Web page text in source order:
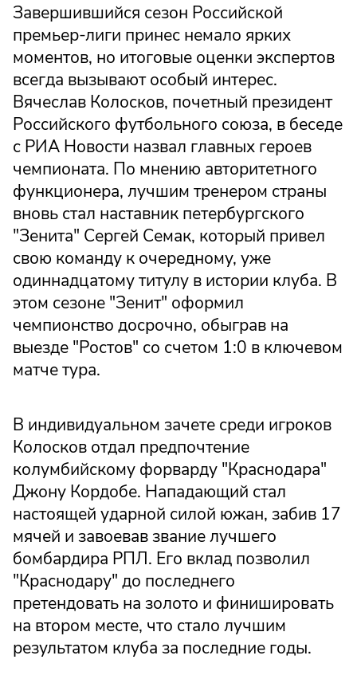
Завершившийся сезон Российской
премьер-лиги принес немало ярких
моментов, но итоговые оценки экспертов
всегда вызывают особый интерес.
Вячеслав Колосков, почетный президент
Российского футбольного союза, в беседе
с РИА Новости назвал главных героев
чемпионата. По мнению авторитетного
функционера, лучшим тренером страны
вновь стал наставник петербургского
"Зенита" Сергей Семак, который привел
свою команду к очередному, уже
одиннадцатому титулу в истории клуба. В
этом сезоне "Зенит" оформил
чемпионство досрочно, обыграв на
выезде "Ростов" со счетом 1:0 в ключевом
матче тура.
В индивидуальном зачете среди игроков
Колосков отдал предпочтение
колумбийскому форварду "Краснодара"
Джону Кордобе. Нападающий стал
настоящей ударной силой южан, забив 17
мячей и завоевав звание лучшего
бомбардира РПЛ. Его вклад позволил
"Краснодару" до последнего
претендовать на золото и финишировать
на втором месте, что стало лучшим
результатом клуба за последние годы.